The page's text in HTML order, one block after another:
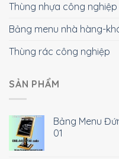
Thùng nhựa công nghiệp
Bảng menu nhà hàng-
Thùng rác công nghiệp
SẢN PHẨM
Bảng Menu
01